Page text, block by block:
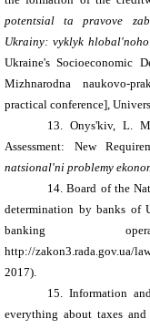
potentsial ta pravove
Ukrainy: vyklyk
Ukraine's Socioeconomic
Mizhnarodna naukovo-
practical conference],
13.
Onys'kiv, L.
Assessment: New
natsional'ni problemy
14. Board of the
determination by banks of
banking
http://zakon3.rada.gov.ua/
2017).
15.
Information
everything about taxes